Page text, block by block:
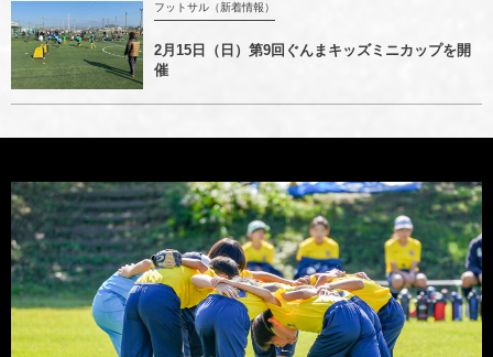
フットサル（新着情報）
2月15日（日）第9回ぐんまキッズミニカップを開
催